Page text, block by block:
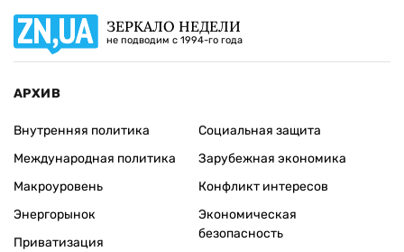
ЗЕРКАЛО НЕДЕЛИ
не подводим с 1994-го года
АРХИВ
Внутренняя политика
Международная политика
Макроуровень
Энергорынок
Приватизация
Социальная защита
Зарубежная экономика
Конфликт интересов
Экономическая
безопасность